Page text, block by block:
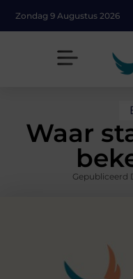
Zondag 9 Augustus 2026
Waar
Gepubliceerd